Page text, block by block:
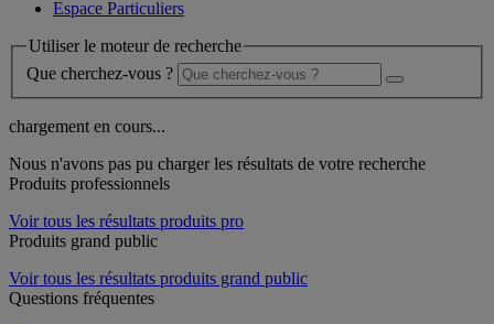
Espace Particuliers
Utiliser le moteur de recherche
Que cherchez-vous ?
chargement en cours...
Nous n'avons pas pu charger les résultats de votre recherche
Produits professionnels
Voir tous les résultats produits pro
Produits grand public
Voir tous les résultats produits grand public
Questions fréquentes